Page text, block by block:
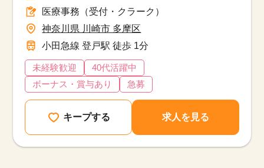
医療事務（受付・クラーク）
神奈川県 川崎市 多摩区
小田急線 登戸駅 徒歩 1分
未経験歓迎
40代活躍中
ボーナス・賞与あり
急募
キープする 求人を見る